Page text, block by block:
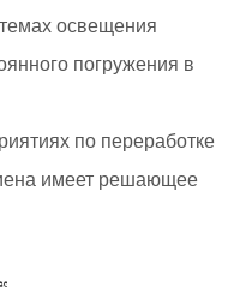
освещения
погружения в
по переработке
имеет решающее